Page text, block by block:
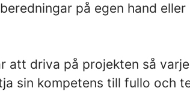
på egen hand eller
att driva på projekten så
sin kompetens till fullo och